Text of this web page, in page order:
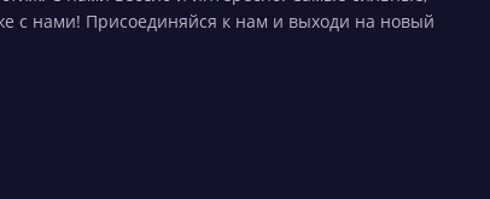
с нами! Присоединяйся к нам и выходи на новый